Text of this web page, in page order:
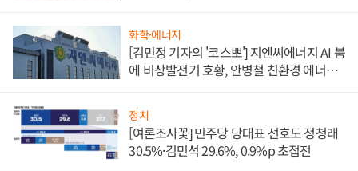
화학·에너지
[김민정 기자의 '코스뽀'] 지엔씨에너지 AI 붐
에 비상발전기 호황, 안병철 친환경 에너지
정치
[여론조사꽃] 민주당 당대표 선호도 정청래
30.5%·김민석 29.6%, 0.9%p 초접전